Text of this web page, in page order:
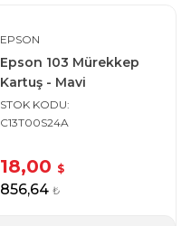
EPSON
Epson 103 Mürekkep
Kartuş - Mavi
STOK KODU
C13T00S24A
18,00 $
856,64 ₺